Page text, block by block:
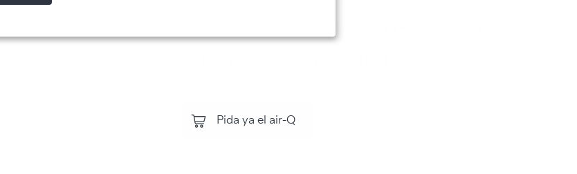
Pida ya el air-Q